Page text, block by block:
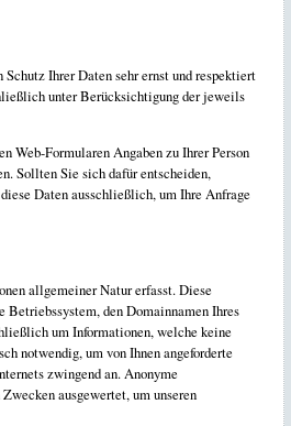
Ihrer Daten sehr ernst und respektiert
unter Berücksichtigung der jeweils
Web-Formularen Angaben zu Ihrer Person
Sollten Sie sich dafür entscheiden,
Daten ausschließlich, um Ihre Anfrage
allgemeiner Natur erfasst. Diese
Betriebssystem, den Domainnamen Ihres
um Informationen, welche keine
notwendig, um von Ihnen angeforderte
zwingend an. Anonyme
ausgewertet, um unseren